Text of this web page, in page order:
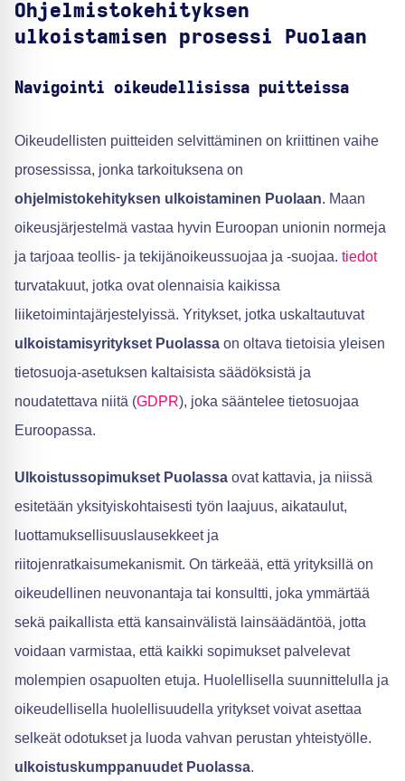
Ohjelmistokehityksen
ulkoistamisen prosessi Puolaan
Navigointi oikeudellisissa puitteissa
Oikeudellisten puitteiden selvittäminen on kriittinen vaihe
prosessissa, jonka tarkoituksena on
ohjelmistokehityksen ulkoistaminen Puolaan. Maan
oikeusjärjestelmä vastaa hyvin Euroopan unionin normeja
ja tarjoaa teollis- ja tekijänoikeussuojaa ja -suojaa. tiedot
turvatakuut, jotka ovat olennaisia kaikissa
liiketoimintajärjestelyissä. Yritykset, jotka uskaltautuvat
ulkoistamisyritykset Puolassa on oltava tietoisia yleisen
tietosuoja-asetuksen kaltaisista säädöksistä ja
noudatettava niitä (GDPR), joka sääntelee tietosuojaa
Euroopassa.
Ulkoistussopimukset Puolassa ovat kattavia, ja niissä
esitetään yksityiskohtaisesti työn laajuus, aikataulut,
luottamuksellisuuslausekkeet ja
riitojenratkaisumekanismit. On tärkeää, että yrityksillä on
oikeudellinen neuvonantaja tai konsultti, joka ymmärtää
sekä paikallista että kansainvälistä lainsäädäntöä, jotta
voidaan varmistaa, että kaikki sopimukset palvelevat
molempien osapuolten etuja. Huolellisella suunnittelulla ja
oikeudellisella huolellisuudella yritykset voivat asettaa
selkeät odotukset ja luoda vahvan perustan yhteistyölle.
ulkoistuskumppanuudet Puolassa.